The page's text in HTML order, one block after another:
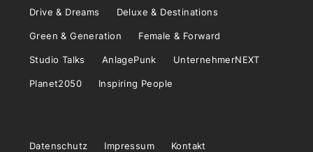
Drive & Dreams Deluxe & Destinations
Green & Generation Female & Forward
Studio Talks AnlagePunk UnternehmerNEXT
Planet2050 Inspiring People
Datenschutz Impressum Kontakt